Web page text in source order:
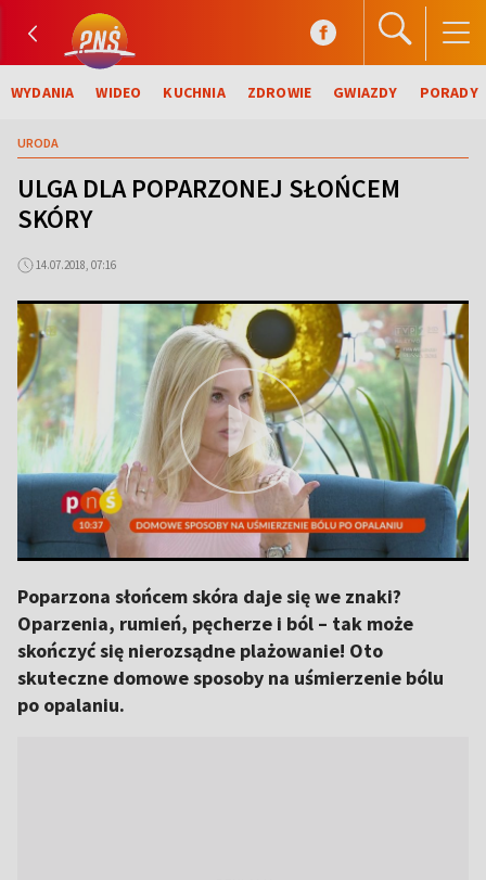
WYDANIA WIDEO KUCHNIA ZDROWIE GWIAZDY PORADY
URODA
ULGA DLA POPARZONEJ SŁOŃCEM
SKÓRY
14.07.2018, 07:16
Poparzona słońcem skóra daje się we znaki?
Oparzenia, rumień, pęcherze i ból – tak może
skończyć się nierozsądne plażowanie! Oto
skuteczne domowe sposoby na uśmierzenie bólu
po opalaniu.